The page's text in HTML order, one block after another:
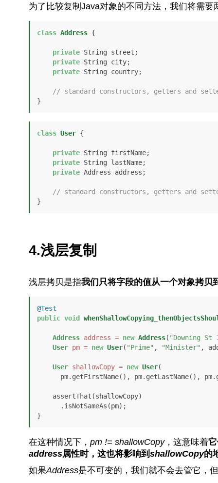
为了比较复制Java对象的不同方法，我们将需要
class Address {
private String street;
private String city;
private String country;
// standard constructors, getters and
}
class User {
private String firstName;
private String lastName;
private Address address;
// standard constructors, getters and
}
4.浅层复制
浅层拷贝是指我们只将字段的值从一个对象拷贝
@Test
public void
Address address = new Address( "Downing St
User pm = new User( "Prime" , "Minister" ,
User shallowCopy = new User(
}
在这种情况下， pm != shallowCopy，这意味着
address属性时，这也将影响到 shallowCopy的
如果Address是不可变的，我们就不会去管它，